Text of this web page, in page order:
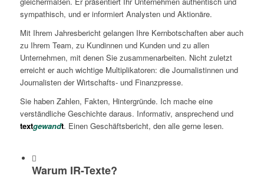
sympathisch, und er informiert Analysten und Aktionäre.
Mit Ihrem Jahresbericht gelangen Ihre Kernbotschaften aber auch
zu Ihrem Team, zu Kundinnen und Kunden und zu allen
Unternehmen, mit denen Sie zusammenarbeiten. Nicht zuletzt
erreicht er auch wichtige Multiplikatoren: die Journalistinnen und
Journalisten der Wirtschafts- und Finanzpresse.
Sie haben Zahlen, Fakten, Hintergründe. Ich mache eine
verständliche Geschichte daraus. Informativ, ansprechend und
textgewandt. Einen Geschäftsbericht, den alle gerne lesen.
Warum IR-Texte?